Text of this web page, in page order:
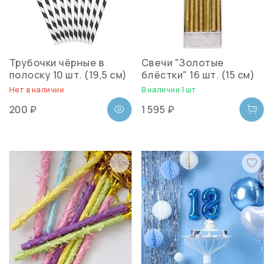
Трубочки чёрные в
полоску 10 шт. (19,5 см)
Нет в наличии
200 ₽
Свечи "Золотые
блёстки" 16 шт. (15 см)
В наличии 1 шт
1 595 ₽